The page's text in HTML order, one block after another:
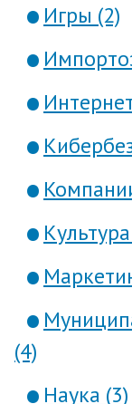
Игры (2)
(4)
Наука (3)